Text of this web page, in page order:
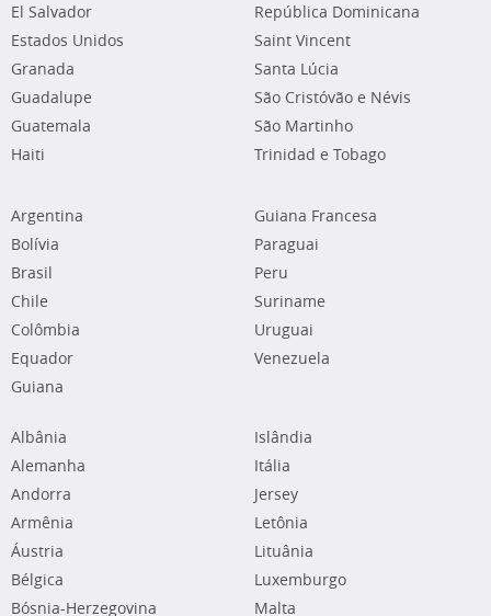
El Salvador
Estados Unidos
Granada
Guadalupe
Guatemala
Haiti
República Dominicana
Saint Vincent
Santa Lúcia
São Cristóvão e Névis
São Martinho
Trinidad e Tobago
Argentina
Bolívia
Brasil
Chile
Colômbia
Equador
Guiana
Guiana Francesa
Paraguai
Peru
Suriname
Uruguai
Venezuela
Albânia
Alemanha
Andorra
Armênia
Áustria
Bélgica
Bósnia-Herzegovina
Islândia
Itália
Jersey
Letônia
Lituânia
Luxemburgo
Malta